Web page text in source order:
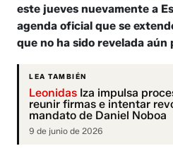
este jueves nuevamente a
agenda oficial que se
que no ha sido revelada aún
LEA TAMBIÉN
Leonidas Iza impulsa
reunir firmas e intentar
mandato de Daniel Noboa
9 de junio de 2026